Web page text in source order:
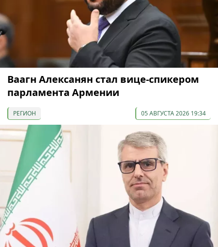
Ваагн Алексанян стал вице-спикером
парламента Армении
РЕГИОН 05 АВГУСТА 2026 19:34